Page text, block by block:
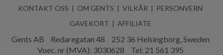
Opplev forskjellen med Håndkrem Sisu Bouquet og gi
KONTAKT OSS OM GENTS VILKÅR
PERSONVERN
GAVEKORT
AFFILIATE
Gents AB Redaregatan 48
252 36 Helsingborg, Sweden
Voec. nr (MVA): 3030628
Tel: 21 561 395